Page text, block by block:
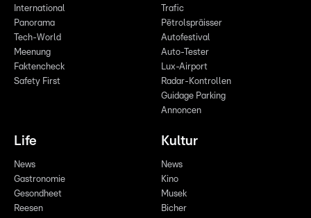
International
Panorama
Tech-World
Meenung
Faktencheck
Safety First
Trafic
Pëtrolspräisser
Autofestival
Auto-Tester
Lux-Airport
Radar-Kontrollen
Guidage Parking
Annoncen
Life
News
Gastronomie
Gesondheet
Reesen
Kultur
News
Kino
Musek
Bicher